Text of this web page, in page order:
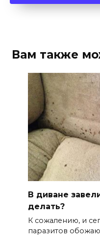
Вам также
В диване
делать?
К сожалению, и
паразитов